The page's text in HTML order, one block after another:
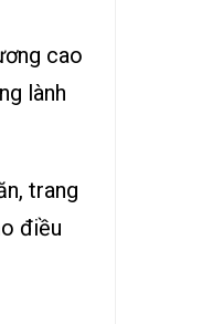
cao
lành
trang
điều